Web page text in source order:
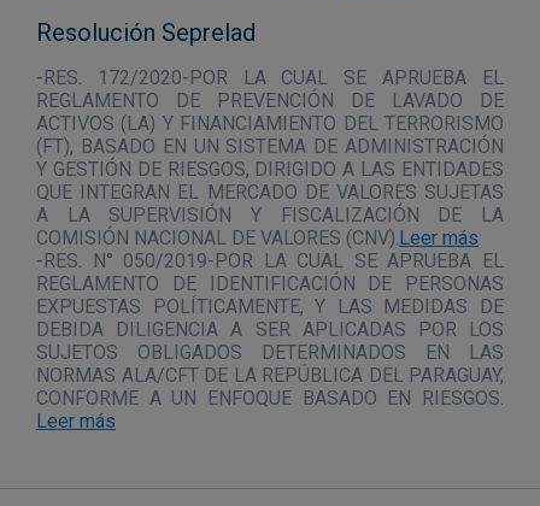
Resolución Seprelad
-RES. 172/2020-POR LA CUAL SE APRUEBA EL
REGLAMENTO DE PREVENCIÓN DE LAVADO DE
ACTIVOS (LA) Y FINANCIAMIENTO DEL TERRORISMO
(FT), BASADO EN UN SISTEMA DE ADMINISTRACIÓN
Y GESTIÓN DE RIESGOS, DIRIGIDO A LAS ENTIDADES
QUE INTEGRAN EL MERCADO DE VALORES SUJETAS
A LA SUPERVISIÓN Y FISCALIZACIÓN DE LA
COMISIÓN NACIONAL DE VALORES (CNV). Leer más
-RES. N° 050/2019-POR LA CUAL SE APRUEBA EL
REGLAMENTO DE IDENTIFICACIÓN DE PERSONAS
EXPUESTAS POLÍTICAMENTE, Y LAS MEDIDAS DE
DEBIDA DILIGENCIA A SER APLICADAS POR LOS
SUJETOS OBLIGADOS DETERMINADOS EN LAS
NORMAS ALA/CFT DE LA REPÚBLICA DEL PARAGUAY,
CONFORME A UN ENFOQUE BASADO EN RIESGOS.
Leer más